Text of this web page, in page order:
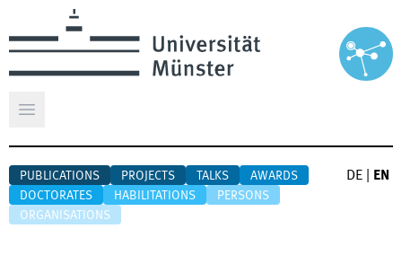
Open main menu
PUBLICATIONS PROJECTS TALKS
AWARDS
DOCTORATES
HABILITATIONS
PERSONS
ORGANISATIONS
DE EN